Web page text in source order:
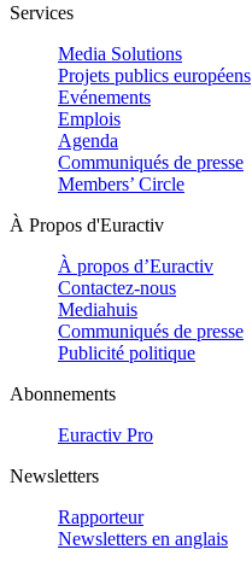
Services
Media Solutions
Projets publics européens
Evénements
Emplois
Agenda
Communiqués de presse
Members’ Circle
À Propos d'Euractiv
À propos d’Euractiv
Contactez-nous
Mediahuis
Communiqués de presse
Publicité politique
Abonnements
Euractiv Pro
Newsletters
Rapporteur
Newsletters en anglais